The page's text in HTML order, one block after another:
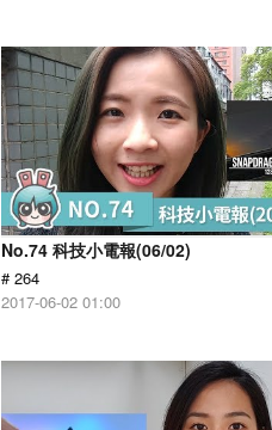
No.74 科技小電報(06/02)
# 264
2017-06-02 01:00